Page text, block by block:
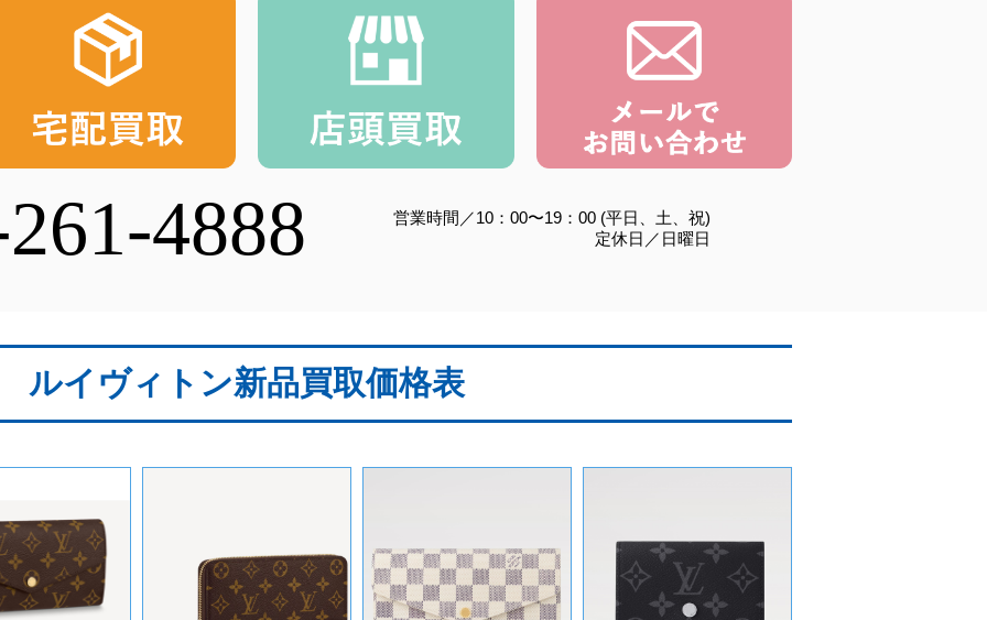
4888
営業時間／10：00〜19：00 (平日、土、祝)
定休日／日曜日
ルイヴィトン新品買取価格表